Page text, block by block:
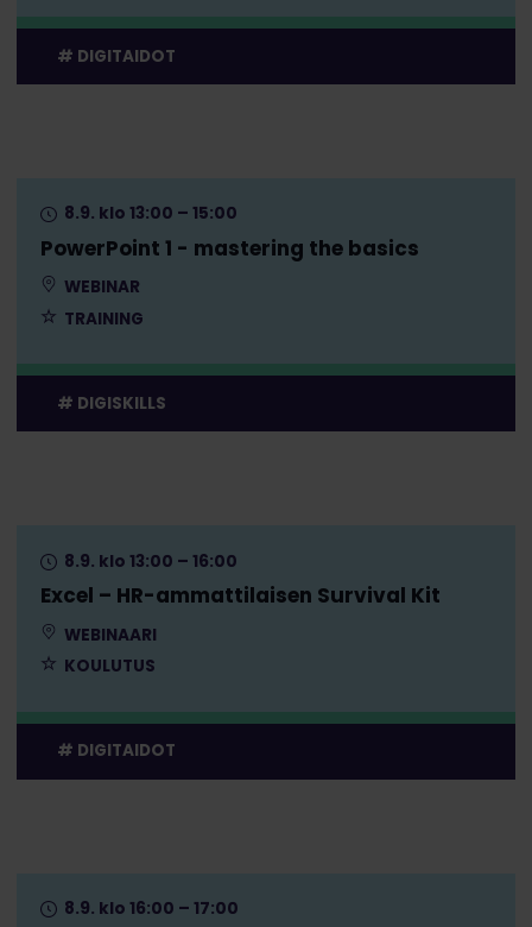
DIGITAIDOT
PowerPoint 1 - mastering the basics
8.9. klo 13:00 – 15:00
WEBINAR
TRAINING
DIGISKILLS
Excel – HR-ammattilaisen Survival Kit
8.9. klo 13:00 – 16:00
WEBINAARI
KOULUTUS
DIGITAIDOT
8.9. klo 16:00 – 17:00